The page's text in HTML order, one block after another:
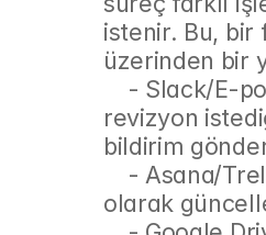
istenir. Bu, bir
üzerinden bir
revizyon
bildirim
olarak